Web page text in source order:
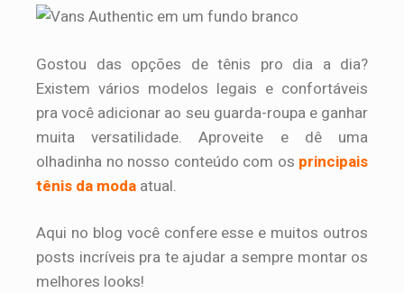
Gostou das opções de tênis pro dia a dia?
Existem vários modelos legais e confortáveis
pra você adicionar ao seu guarda-roupa e ganhar
muita versatilidade. Aproveite e dê uma
olhadinha no nosso conteúdo com os principais
tênis da moda atual.
Aqui no blog você confere esse e muitos outros
posts incríveis pra te ajudar a sempre montar os
melhores looks!